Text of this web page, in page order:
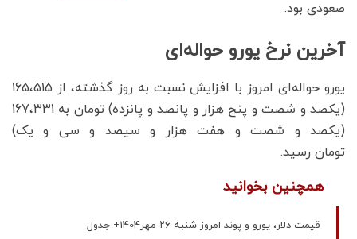
صعودی بود.
آخرین نرخ یورو حواله‌ای
یورو حواله‌ای امروز با افزایش نسبت به روز گذشته، از 165،515
(یکصد و شصت و پنج هزار و پانصد و پانزده) تومان به 167،331
(یکصد و شصت و هفت هزار و سیصد و سی و یک)
تومان رسید.
همچنین بخوانید
قیمت دلار، یورو و پوند امروز شنبه ۲۶ مهر1404+ جدول